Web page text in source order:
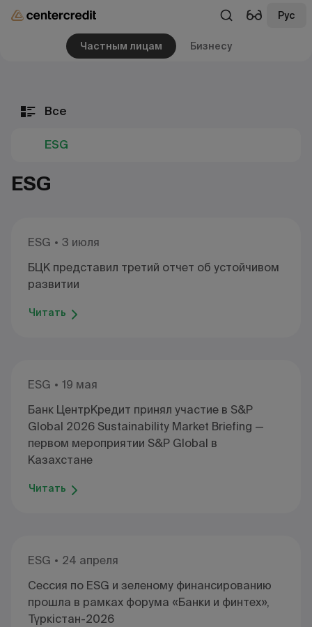
Рус
Частным лицам Бизнесу
Все
ESG
ESG
ESG
3 июля
БЦК представил третий отчет об устойчивом
развитии
Читать
ESG
19 мая
Банк ЦентрКредит принял участие в S&P
Global 2026 Sustainability Market Briefing —
первом мероприятии S&P Global в
Казахстане
Читать
ESG
24 апреля
Сессия по ESG и зеленому финансированию
прошла в рамках форума «Банки и финтех»,
Түркістан-2026